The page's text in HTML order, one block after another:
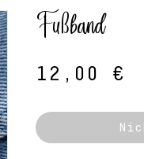
Fußband
12,00 €